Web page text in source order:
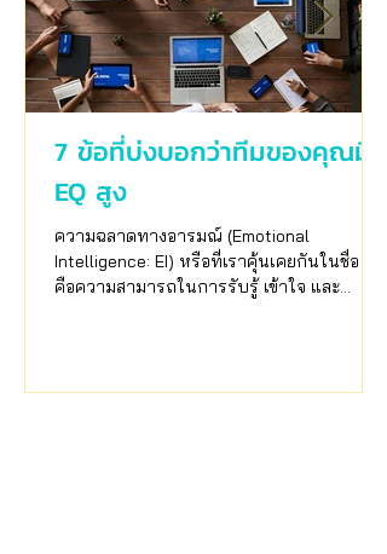
7 ข้อที่บ่งบอกว่าทีมของคุณมี
EQ สูง
ความฉลาดทางอารมณ์ (Emotional
Intelligence: EI) หรือที่เราคุ้นเคยกันในชื่อ EQ
คือความสามารถในการรับรู้ เข้าใจ และ